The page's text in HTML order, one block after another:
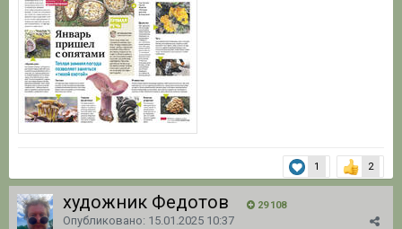
1 2
художник Федотов 29 108
Опубликовано: 15.01.2025 10:37